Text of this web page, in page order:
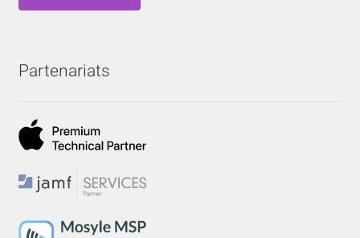
Partenariats